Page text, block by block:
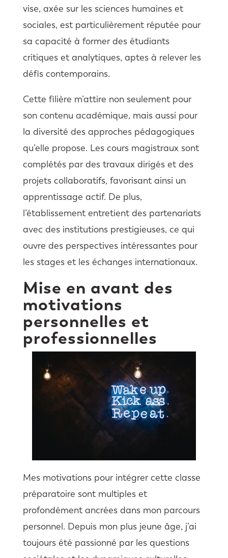
vise, axée sur les sciences humaines et
sociales, est particulièrement réputée pour
sa capacité à former des étudiants
critiques et analytiques, aptes à relever les
défis contemporains.
Cette filière m’attire non seulement pour
son contenu académique, mais aussi pour
la diversité des approches pédagogiques
qu’elle propose. Les cours magistraux sont
complétés par des travaux dirigés et des
projets collaboratifs, favorisant ainsi un
apprentissage actif. De plus,
l’établissement entretient des partenariats
avec des institutions prestigieuses, ce qui
ouvre des perspectives intéressantes pour
les stages et les échanges internationaux.
Mise en avant des
motivations
personnelles et
professionnelles
Mes motivations pour intégrer cette classe
préparatoire sont multiples et
profondément ancrées dans mon parcours
personnel. Depuis mon plus jeune âge, j’ai
toujours été passionné par les questions